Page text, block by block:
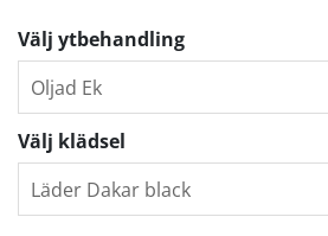
Välj ytbehandling
Välj klädsel